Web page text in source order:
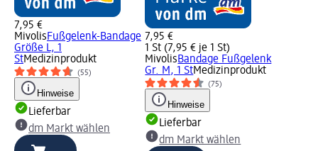
7,95 €
MivolisFußgelenk-Bandage
Größe L, 1
StMedizinprodukt
(55)
Hinweise
Lieferbar
dm Markt wählen
7,95 €
1 St (7,95 € je 1 St)
MivolisBandage Fußgelenk
Gr. M, 1 StMedizinprodukt
(75)
Hinweise
Lieferbar
dm Markt wählen